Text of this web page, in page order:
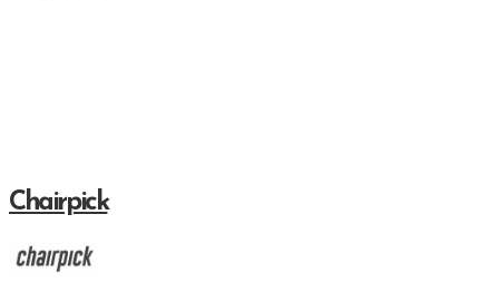
Chairpick